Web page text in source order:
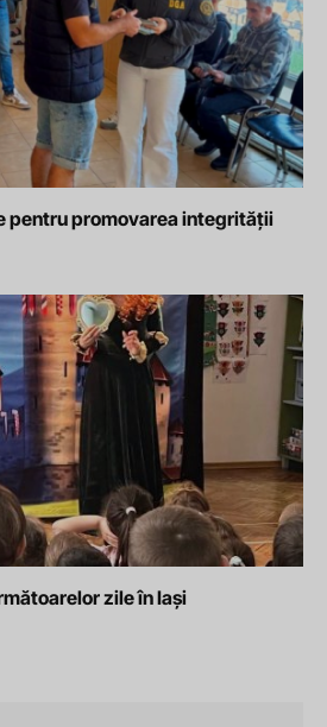
pentru promovarea integrității
zile în Iași